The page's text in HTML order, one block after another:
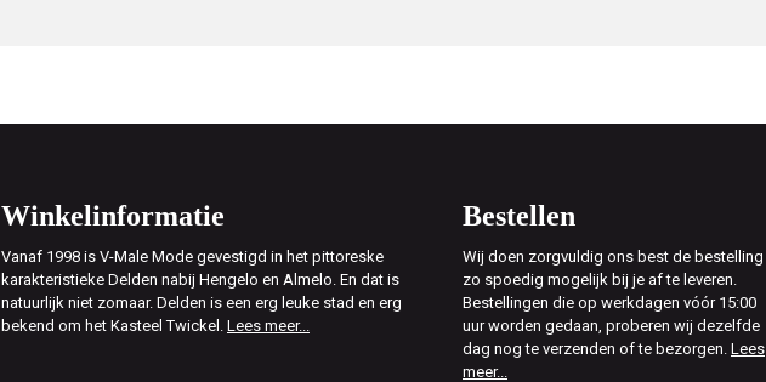
Winkelinformatie
Vanaf 1998 is V-Male Mode gevestigd in het pittoreske
karakteristieke Delden nabij Hengelo en Almelo. En dat is
natuurlijk niet zomaar. Delden is een erg leuke stad en erg
bekend om het Kasteel Twickel. Lees meer...
Bestellen
Wij doen zorgvuldig ons best de bestelling
zo spoedig mogelijk bij je af te leveren.
Bestellingen die op werkdagen vóór 15:00
uur worden gedaan, proberen wij dezelfde
dag nog te verzenden of te bezorgen. Lees
meer...